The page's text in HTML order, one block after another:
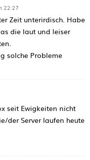
22:27
Zeit unterirdisch. Habe
die laut und leiser
solche Probleme
seit Ewigkeiten nicht
der Server laufen heute